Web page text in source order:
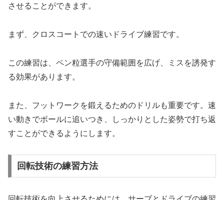
させることができます。
まず、クロスコートでの速いドライブ練習です。
この練習は、ペン粒選手の守備範囲を広げ、ミスを誘発す
る効果があります。
また、フットワークを鍛えるためのドリルも重要です。速
い動きでボールに追いつき、しっかりとした姿勢で打ち返
すことができるようにします。
回転技術の練習方法